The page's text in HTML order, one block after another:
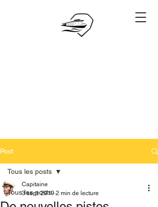
Post
Tous les posts
Tous les posts
Capitaine
3 sept. 2019 2 min de lecture